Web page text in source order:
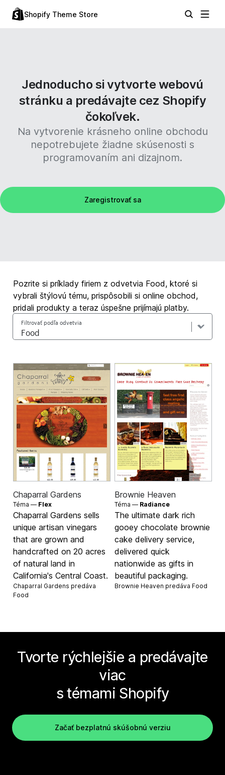
Shopify Theme Store
Jednoducho si vytvorte webovú
stránku a predávajte cez Shopify
čokoľvek.
Na vytvorenie krásneho online obchodu
nepotrebujete žiadne skúsenosti s
programovaním ani dizajnom.
Zaregistrovať sa
Pozrite si príklady firiem z odvetvia Food, ktoré si
vybrali štýlovú tému, prispôsobili si online obchod,
pridali produkty a teraz úspešne prijímajú platby.
Filtrovať podľa odvetvia
Chaparral Gardens
Téma — Flex
Chaparral Gardens sells
unique artisan vinegars
that are grown and
handcrafted on 20 acres
of natural land in
California's Central Coast.
Chaparral Gardens predáva
Food
Brownie Heaven
Téma — Radiance
The ultimate dark rich
gooey chocolate brownie
cake delivery service,
delivered quick
nationwide as gifts in
beautiful packaging.
Brownie Heaven predáva Food
Tvorte rýchlejšie a predávajte
viac
s témami Shopify
Začať bezplatnú skúšobnú verziu